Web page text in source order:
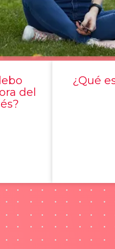
del
¿Qué